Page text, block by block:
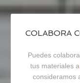
COLABORA
Puedes
tus materiales a
consideramos